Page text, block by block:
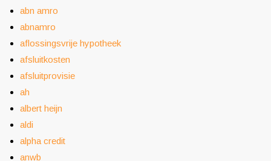
abn amro
abnamro
aflossingsvrije hypotheek
afsluitkosten
afsluitprovisie
ah
albert heijn
aldi
alpha credit
anwb